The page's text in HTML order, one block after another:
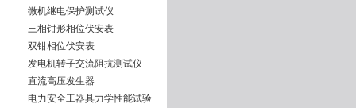
微机继电保护测试仪
三相钳形相位伏安表
双钳相位伏安表
发电机转子交流阻抗测试仪
直流高压发生器
电力安全工器具力学性能试验